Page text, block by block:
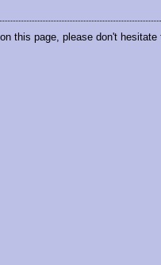
this page, please don't